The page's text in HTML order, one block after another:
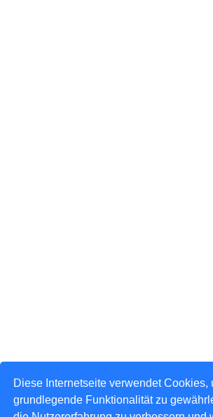
Diese Internetseite verwendet Cookies,
grundlegende Funktionalität zu